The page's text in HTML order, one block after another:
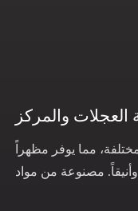
العجلات والمركز
مما يوفر مظهراً